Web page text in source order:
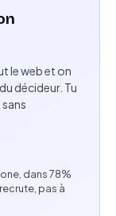
ou assistanat
plusieurs
le web et on
décideur. Tu
dans 78%
pas à